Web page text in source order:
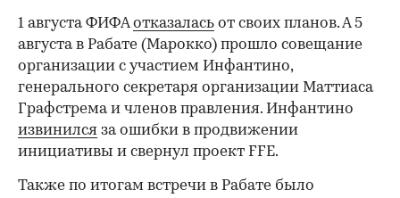
1 августа ФИФАотказалась от своих планов. А 5
августа в Рабате (Марокко) прошло совещание
организации с участием Инфантино,
генерального секретаря организации Маттиаса
Графстрема и членов правления. Инфантино
извинился за ошибки в продвижении
инициативы и свернул проект FFE.
Также по итогам встречи в Рабате было